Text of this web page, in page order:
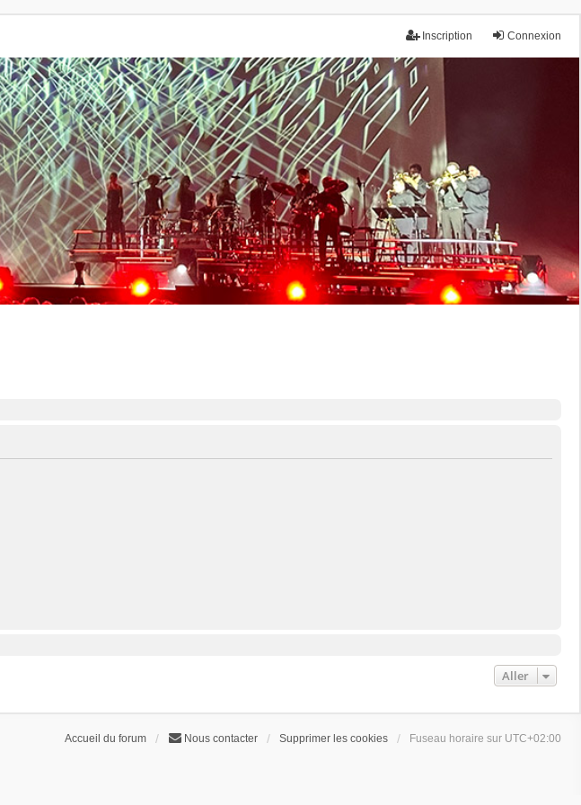
Connexion
Inscription
Aller
Accueil du forum Nous contacter Supprimer les cookies Fuseau horaire sur UTC+02:00